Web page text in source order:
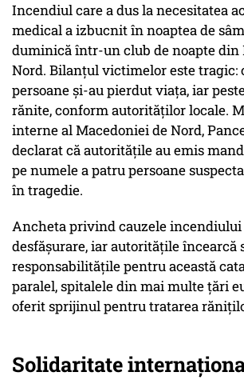
Incendiul care a dus la necesitatea
medical a izbucnit în noaptea de
duminică într-un club de noapte din
Nord. Bilanțul victimelor este tragic:
persoane și-au pierdut viața, iar
rănite, conform autorităților locale.
interne al Macedoniei de Nord,
declarat că autoritățile au emis
pe numele a patru persoane
în tragedie.
Ancheta privind cauzele incendiului
desfășurare, iar autoritățile încearcă
responsabilitățile pentru această
paralel, spitalele din mai multe țări
oferit sprijinul pentru tratarea
Solidaritate